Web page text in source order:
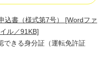
込書（様式第7号） [Wordファ
ル／91KB]
きる身分証（運転免許証